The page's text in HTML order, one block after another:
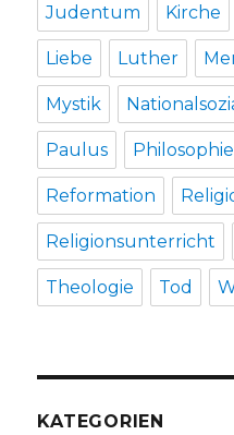
Judentum Kirche
Liebe Luther
Mystik
Paulus Philosophie
Reformation
Religionsunterricht
Theologie Tod
KATEGORIEN